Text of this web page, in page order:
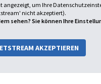
angezeigt, um Ihre
nicht akzeptiert).
sehen? Sie können Ihre
AKZEPTIEREN